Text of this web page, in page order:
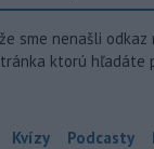
sme nenašli
ktorú hľadáte
Kvízy Podcasty